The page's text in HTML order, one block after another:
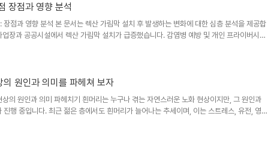
있습니다. ..
장점과 영향 분석
점과 영향 분석 본 문서는 렉산 가림막 설치 후 발생하는 변화에 대한 심층 분석을 제공합
장과 공공시설에서 렉산 가림막 설치가 급증했습니다. 감염병 예방 및 개인 프라이버시
, 다양한 종류의 렉산 가림막 제품들이 시장에 출시되면서 소비자들의 선택폭이 넓어졌습
사용 목적에 따..
원인과 의미를 파헤쳐 보자
의 원인과 의미 파헤치기 흰머리는 누구나 겪는 자연스러운 노화 현상이지만, 그 원인과
행 중입니다. 최근 젊은 층에서도 흰머리가 늘어나는 추세이며, 이는 스트레스, 유전, 영
니다. 흰머리 관리 시장은 염색약, 샴푸, 건강기능식품 등 다양한 제품을 통해 급속도로 성